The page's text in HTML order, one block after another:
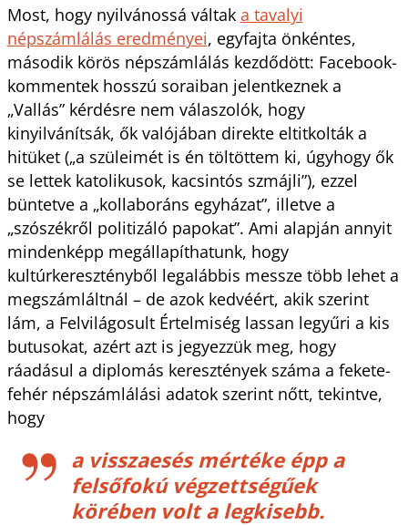
Most, hogy nyilvánossá váltak a tavalyi
népszámlálás eredményei, egyfajta önkéntes,
második körös népszámlálás kezdődött: Facebook-
kommentek hosszú soraiban jelentkeznek a
„Vallás” kérdésre nem válaszolók, hogy
kinyilvánítsák, ők valójában direkte eltitkolták a
hitüket („a szüleimét is én töltöttem ki, úgyhogy ők
se lettek katolikusok, kacsintós szmájli”), ezzel
büntetve a „kollaboráns egyházat”, illetve a
„szószékről politizáló papokat”. Ami alapján annyit
mindenképp megállapíthatunk, hogy
kultúrkeresztényből legalábbis messze több lehet a
megszámláltnál – de azok kedvéért, akik szerint
lám, a Felvilágosult Értelmiség lassan legyűri a kis
butusokat, azért azt is jegyezzük meg, hogy
ráadásul a diplomás keresztények száma a fekete-
fehér népszámlálási adatok szerint nőtt, tekintve,
hogy
a visszaesés mértéke épp a
felsőfokú végzettségűek
körében volt a legkisebb.